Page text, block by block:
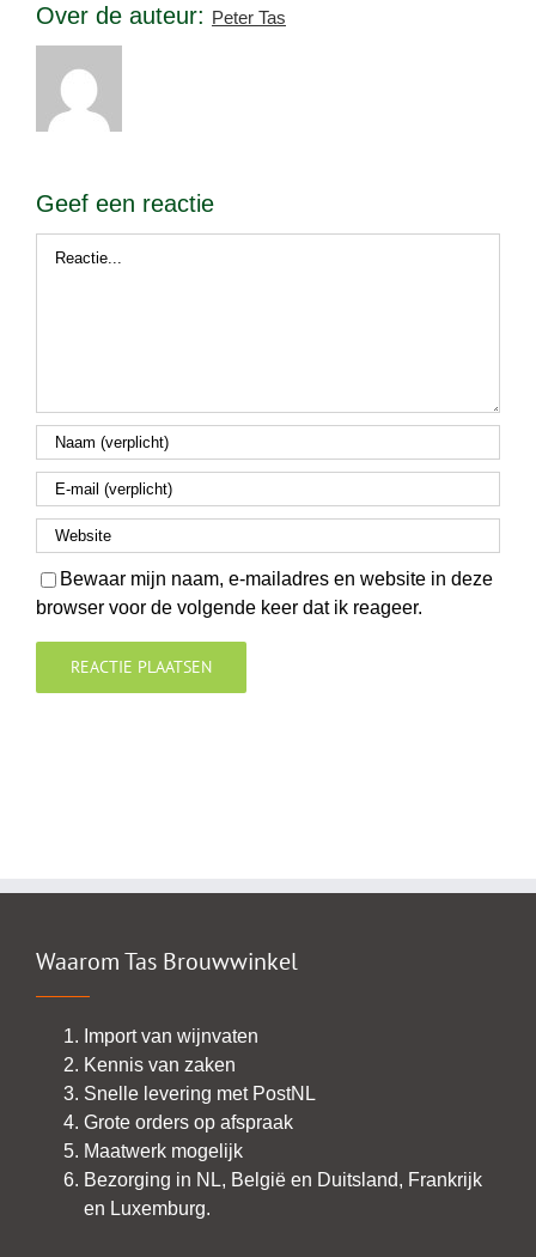
Over de auteur: Peter Tas
Geef een reactie
Bewaar mijn naam, e-mailadres en website in deze
browser voor de volgende keer dat ik reageer.
Waarom Tas Brouwwinkel
Import van wijnvaten
Kennis van zaken
Snelle levering met PostNL
Grote orders op afspraak
Maatwerk mogelijk
Bezorging in NL, België en Duitsland, Frankrijk
en Luxemburg.